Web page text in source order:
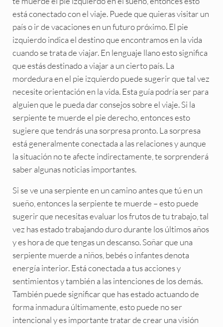
está conectado con el viaje. Puede que quieras visitar un
país o ir de vacaciones en un futuro próximo. El pie
izquierdo indica el destino que encontramos en la vida
cuando se trata de viajar. En lenguaje llano esto significa
que estás destinado a viajar a un cierto país. La
mordedura en el pie izquierdo puede sugerir que tal vez
necesite orientación en la vida. Esta guía podría ser para
alguien que le pueda dar consejos sobre el viaje. Si la
serpiente te muerde el pie derecho, entonces esto
sugiere que tendrás una sorpresa pronto. La sorpresa
está generalmente conectada a las relaciones y aunque
la situación no te afecte indirectamente, te sorprenderá
saber algunas noticias importantes.
Si se ve una serpiente en un camino antes que tú en un
sueño, entonces la serpiente te muerde – esto puede
sugerir que necesitas evaluar los frutos de tu trabajo, tal
vez has estado trabajando duro durante los últimos años
y es hora de que tengas un descanso. Soñar que una
serpiente muerde a niños, bebés o infantes denota
energía interior. Está conectada a tus acciones y
sentimientos y también a las intenciones de los demás.
También puede significar que has estado actuando de
forma inmadura últimamente, esto puede no ser
intencional y es importante tratar de crear una visión